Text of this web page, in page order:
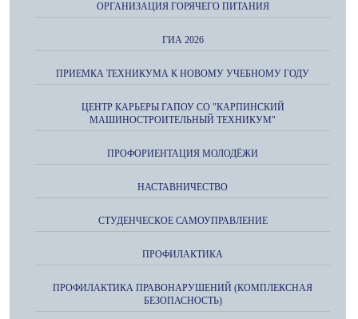
ОРГАНИЗАЦИЯ ГОРЯЧЕГО ПИТАНИЯ
ГИА 2026
ПРИЕМКА ТЕХНИКУМА К НОВОМУ УЧЕБНОМУ ГОДУ
ЦЕНТР КАРЬЕРЫ ГАПОУ СО "КАРПИНСКИЙ
МАШИНОСТРОИТЕЛЬНЫЙ ТЕХНИКУМ"
ПРОФОРИЕНТАЦИЯ МОЛОДЁЖИ
НАСТАВНИЧЕСТВО
СТУДЕНЧЕСКОЕ САМОУПРАВЛЕНИЕ
ПРОФИЛАКТИКА
ПРОФИЛАКТИКА ПРАВОНАРУШЕНИЙ (КОМПЛЕКСНАЯ
БЕЗОПАСНОСТЬ)